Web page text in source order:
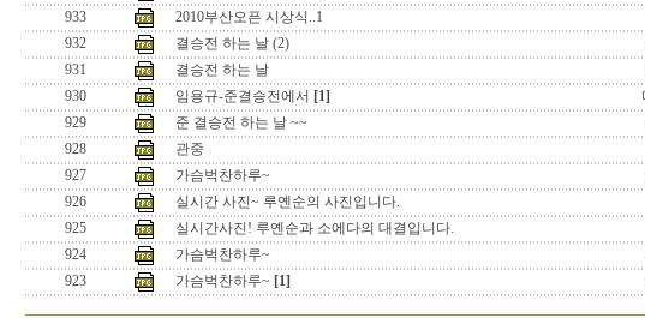
933
2010부산오픈 시상식..1
932
결승전 하는 날 (2)
931
결승전 하는 날
930
임용규-준결승전에서 [1]
929
준 결승전 하는 날 ~~
928
관중
927
가슴벅찬하루~
926
실시간 사진~ 루옌순의 사진입니다.
925
실시간사진! 루옌순과 소에다의 대결입니다.
924
가슴벅찬하루~
923
가슴벅찬하루~ [1]